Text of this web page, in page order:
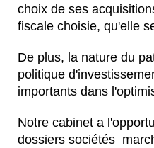
choix de ses
fiscale choisie, qu'elle
De plus, la nature du
politique
importants dans
Notre cabinet a
dossiers sociétés